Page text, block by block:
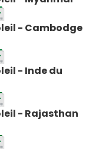
- Cambodge
- Inde du
- Rajasthan